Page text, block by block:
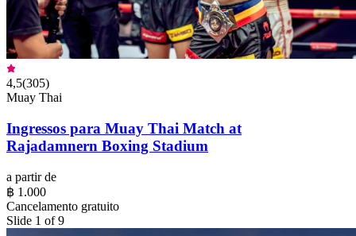
4,5(305)
Muay Thai
Ingressos para Muay Thai Match at
Rajadamnern Boxing Stadium
a partir de
฿ 1.000
Cancelamento gratuito
Slide 1 of 9